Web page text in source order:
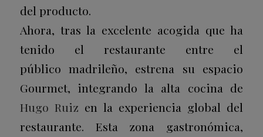
del producto.
Ahora, tras la excelente acogida que ha
tenido el restaurante entre el
público madrileño, estrena su espacio
Gourmet, integrando la alta cocina de
Hugo Ruiz en la experiencia global del
restaurante. Esta zona gastronómica,